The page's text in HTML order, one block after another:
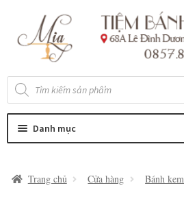
đến
Điều
đến
nội
Tìm
kiếm
sản
Danh mục
Trang chủ Cửa hàng Bánh kem